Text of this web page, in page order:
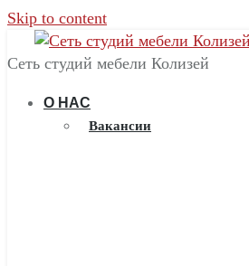
Skip to content
Сеть студий мебели Колизей
О НАС
Вакансии